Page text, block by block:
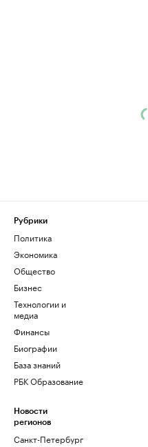
Рубрики
Политика
Экономика
Общество
Бизнес
Технологии и
медиа
Финансы
Биографии
База знаний
РБК Образование
Новости
регионов
Санкт-Петербург